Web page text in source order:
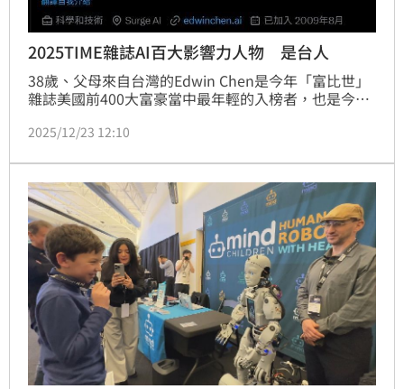
2025TIME雜誌AI百大影響力人物 是台人
38歲、父母來自台灣的Edwin Chen是今年「富比世」
雜誌美國前400大富豪當中最年輕的入榜者，也是今年
媒體關注，離開矽谷大公司後他自掏腰包創辦AI資料標
元）。
2025/12/23 12:10